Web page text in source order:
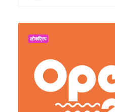
लोकप्रिय